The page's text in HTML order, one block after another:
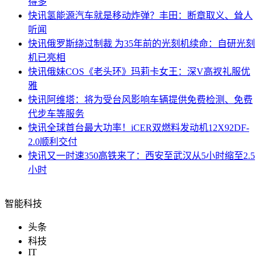
快讯氢能源汽车就是移动炸弹？丰田：断章取义、耸人
听闻
快讯俄罗斯绕过制裁 为35年前的光刻机续命：自研光刻
机已亮相
快讯俄妹COS《老头环》玛莉卡女王：深V高衩礼服优
雅
快讯阿维塔：将为受台风影响车辆提供免费检测、免费
代步车等服务
快讯全球首台最大功率！iCER双燃料发动机12X92DF-
2.0顺利交付
快讯又一时速350高铁来了：西安至武汉从5小时缩至2.5
小时
智能科技
头条
科技
IT